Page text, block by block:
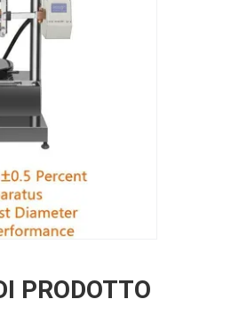
PRODOTTO